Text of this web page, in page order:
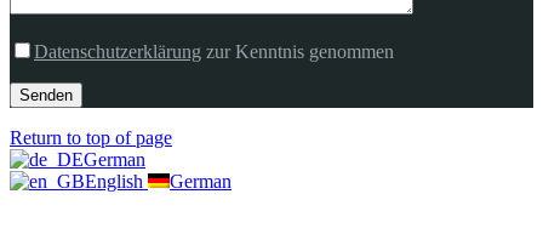
Datenschutzerklärung zur Kenntnis genommen
Senden
Return to top of page
German
English
German